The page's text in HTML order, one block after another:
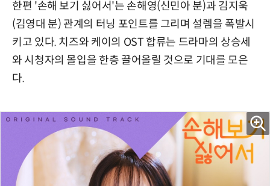
한편 '손해 보기 싫어서'는 손해영(신민아 분)과 김지욱
(김영대 분) 관계의 터닝 포인트를 그리며 설렘을 폭발시
키고 있다. 치즈와 케이의 OST 합류는 드라마의 상승세
와 시청자의 몰입을 한층 끌어올릴 것으로 기대를 모은
다.